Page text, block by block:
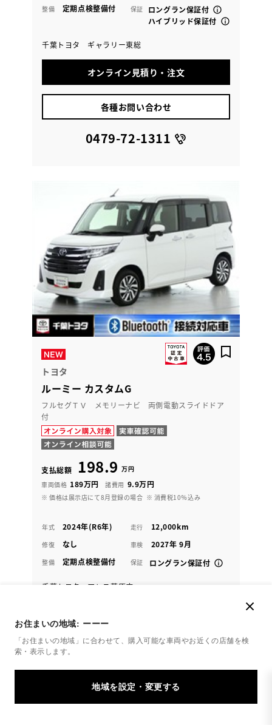
お住まいの地域: ーーー
「お住まいの地域」に合わせて、購入可能な車両やお近くの店舗を検
索・表示します。
整備 定期点検整備付 保証
ロングラン保証付
ハイブリッド保証付
千葉トヨタ ギャラリー東総
オンライン見積り・注文
各種お問い合わせ
0479-72-1311
トヨタ
ルーミー カスタムG
フルセグＴＶ メモリーナビ 両側電動スライドドア
付
支払総額 198.9 万円
車両価格 189万円 諸費用 9.9万円
※ 価格は展示店にて8月登録の場合 ※ 消費税10％込み
年式 2024年(R6年) 走行 12,000km
修復 なし 車検 2027年 9月
整備 定期点検整備付 保証 ロングラン保証付
千葉トヨタ アレス茂原店
各種お問い合わせ
0475-25-7766